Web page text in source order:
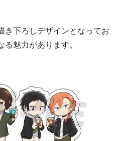
き下ろしデザインとなってお
魅力があります。